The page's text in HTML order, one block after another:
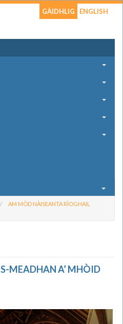
GÀIDHLIG ENGLISH
AM MÒD NÀISEANTA RÌOGHAIL
MEADHAN A’ MHÒID